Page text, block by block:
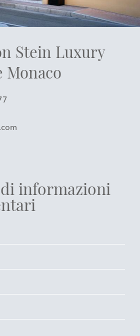
Stein Luxury
Monaco
informazioni